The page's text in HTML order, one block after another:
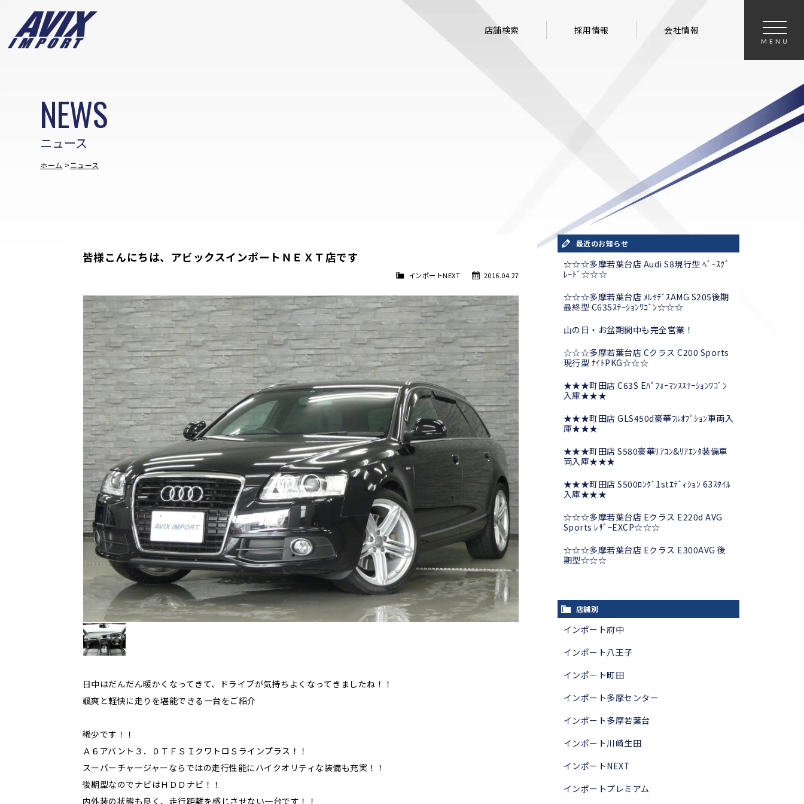
店舗検索 採用情報 会社情報
ニュース
NEWS
ホーム ニュース
皆様こんにちは、アビックスインポートＮＥＸＴ店です
2016.04.27
インポートNEXT
日中はだんだん暖かくなってきて、ドライブが気持ちよくなってきましたね！！
颯爽と軽快に走りを堪能できる一台をご紹介
稀少です！！
Ａ６アバント３．０ＴＦＳＩクワトロＳラインプラス！！
スーパーチャージャーならではの走行性能にハイクオリティな装備も充実！！
後期型なのでナビはＨＤＤナビ！！
内外装の状態も良く、走行距離を感じさせない一台です！！
最近のお知らせ
☆☆☆多摩若葉台店 Audi S8現行型 ﾍﾞｰｽｸﾞ
ﾚｰﾄﾞ☆☆☆
☆☆☆多摩若葉台店 ﾒﾙｾﾃﾞｽAMG S205後期
最終型 C63Sｽﾃｰｼｮﾝﾜｺﾞﾝ☆☆☆
山の日・お盆期間中も完全営業！
☆☆☆多摩若葉台店 Cクラス C200 Sports
現行型 ﾅｲﾄPKG☆☆☆
★★★町田店 C63S Eﾊﾟﾌｫｰﾏﾝｽｽﾃｰｼｮﾝﾜｺﾞﾝ
入庫★★★
★★★町田店 GLS450d豪華ﾌﾙｵﾌﾟｼｮﾝ車両入
庫★★★
★★★町田店 S580豪華ﾘｱｺﾝ&ﾘｱｴﾝﾀ装備車
両入庫★★★
★★★町田店 S500ﾛﾝｸﾞ1stｴﾃﾞｨｼｮﾝ 63ｽﾀｲﾙ
入庫★★★
☆☆☆多摩若葉台店 Eクラス E220d AVG
Sports ﾚｻﾞｰEXCP☆☆☆
☆☆☆多摩若葉台店 Eクラス E300AVG 後
期型☆☆☆
店舗別
インポート府中
インポート八王子
インポート町田
インポート多摩センター
インポート多摩若葉台
インポート川崎生田
インポートNEXT
インポートプレミアム